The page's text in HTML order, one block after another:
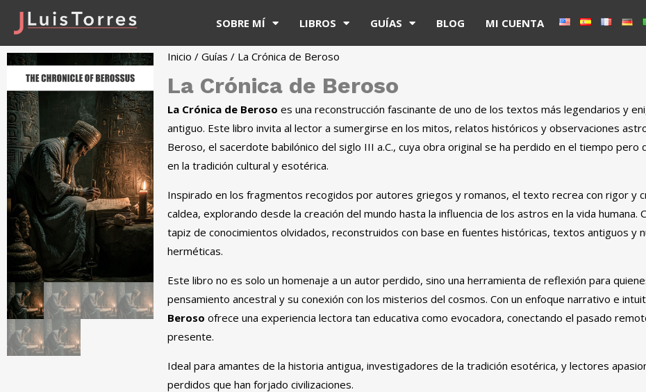
SOBRE MÍ LIBROS GUÍAS BLOG MI CUENTA
Inicio /Guías / La Crónica de Beroso
La Crónica de Beroso
La Crónica de Beroso es una reconstrucción fascinante de uno de los textos más legendarios y
antiguo. Este libro invita al lector a sumergirse en los mitos, relatos históricos y observaciones
Beroso, el sacerdote babilónico del siglo III a.C., cuya obra original se ha perdido en el tiempo pero
en la tradición cultural y esotérica.
Inspirado en los fragmentos recogidos por autores griegos y romanos, el texto recrea con rigor y
caldea, explorando desde la creación del mundo hasta la influencia de los astros en la vida humana.
tapiz de conocimientos olvidados, reconstruidos con base en fuentes históricas, textos antiguos y
herméticas.
Este libro no es solo un homenaje a un autor perdido, sino una herramienta de reflexión para
pensamiento ancestral y su conexión con los misterios del cosmos. Con un enfoque narrativo e
Beroso ofrece una experiencia lectora tan educativa como evocadora, conectando el pasado
presente.
Ideal para amantes de la historia antigua, investigadores de la tradición esotérica, y lectores
perdidos que han forjado civilizaciones.